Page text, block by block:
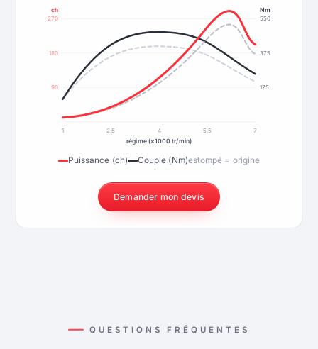
90
180
270
175
375
550
ch Nm
1 2,5 4 5,5
7
régime (×1000 tr/min)
Puissance (ch) Couple (Nm)estompé = origine
Demander mon devis
QUESTIONS FRÉQUENTES